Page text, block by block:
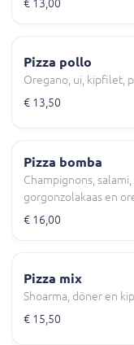
€ 13,00
Pizza pollo
Oregano, ui, kipfilet,
€ 13,50
Pizza bomba
Champignons, salami,
gorgonzolakaas en
€ 16,00
Pizza mix
Shoarma, döner en
€ 15,50